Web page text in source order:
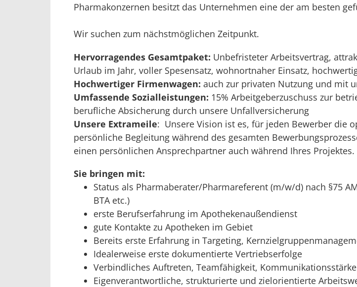
Pharmakonzernen besitzt das Unternehmen eine der am besten
Wir suchen zum nächstmöglichen Zeitpunkt.
Hervorragendes Gesamtpaket: Unbefristeter Arbeitsvertrag,
Urlaub im Jahr, voller Spesensatz, wohnortnaher Einsatz,
Hochwertiger Firmenwagen: auch zur privaten Nutzung und mit
Umfassende Sozialleistungen: 15% Arbeitgeberzuschuss zur
berufliche Absicherung durch unsere Unfallversicherung
Unsere Extrameile: Unsere Vision ist es, für jeden Bewerber die
persönliche Begleitung während des gesamten
einen persönlichen Ansprechpartner auch während Ihres Projektes.
Sie bringen mit:
Status als Pharmaberater/Pharmareferent (m/w/d) nach §75
BTA etc.)
erste Berufserfahrung im Apothekenaußendienst
gute Kontakte zu Apotheken im Gebiet
Bereits erste Erfahrung in Targeting,
Idealerweise erste dokumentierte Vertriebserfolge
Verbindliches Auftreten, Teamfähigkeit,
Eigenverantwortliche, strukturierte und zielorientierte